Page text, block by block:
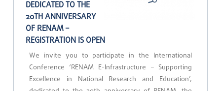
DEDICATED TO THE
20TH ANNIVERSARY
OF RENAM –
REGISTRATION IS OPEN
We invite you to participate in the International
Conference ‘RENAM E-Infrastructure – Supporting
Excellence in National Research and Education’,